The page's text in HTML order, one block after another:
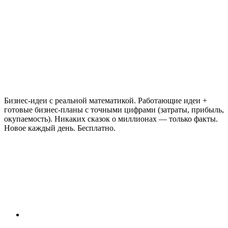
Бизнес-идеи с реальной математикой. Работающие идеи +
готовые бизнес-планы с точными цифрами (затраты, прибыль,
окупаемость). Никаких сказок о миллионах — только факты.
Новое каждый день. Бесплатно.